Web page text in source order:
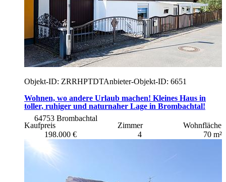
Objekt-ID: ZRRHPTDTAnbieter-Objekt-ID: 6651
Wohnen, wo andere Urlaub machen! Kleines Haus in
toller, ruhiger und naturnaher Lage in Brombachtal!
64753 Brombachtal
Kaufpreis
198.000 €
Zimmer
4
Wohnfläche
70 m²